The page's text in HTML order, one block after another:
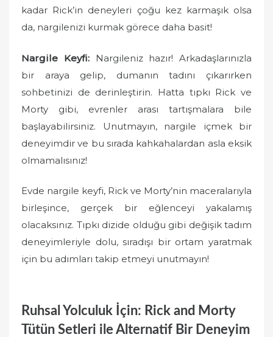
kadar Rick’in deneyleri çoğu kez karmaşık olsa
da, nargilenizi kurmak görece daha basit!
Nargile Keyfi:Nargileniz hazır! Arkadaşlarınızla
bir araya gelip, dumanın tadını çıkarırken
sohbetinizi de derinleştirin. Hatta tıpkı Rick ve
Morty gibi, evrenler arası tartışmalara bile
başlayabilirsiniz. Unutmayın, nargile içmek bir
deneyimdir ve bu sırada kahkahalardan asla eksik
olmamalısınız!
Evde nargile keyfi, Rick ve Morty’nin maceralarıyla
birleşince, gerçek bir eğlenceyi yakalamış
olacaksınız. Tıpkı dizide olduğu gibi değişik tadım
deneyimleriyle dolu, sıradışı bir ortam yaratmak
için bu adımları takip etmeyi unutmayın!
Ruhsal Yolculuk İçin: Rick and Morty
Tütün Setleri ile Alternatif Bir Deneyim